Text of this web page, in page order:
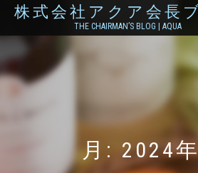
株式会社アクア会長
THE CHAIRMAN’S BLOG | AQUA
月: 2024